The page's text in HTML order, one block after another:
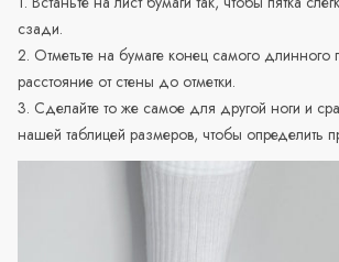
сзади.
2. Отметьте на бумаге конец самого длинного
расстояние от стены до отметки.
3. Сделайте то же самое для другой ноги и
нашей таблицей размеров, чтобы определить